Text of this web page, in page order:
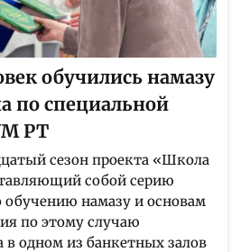
обучились намазу
по специальной
РТ
сезон проекта «Школа
собой серию
обучению намазу и основам
по этому случаю
в одном из банкетных залов